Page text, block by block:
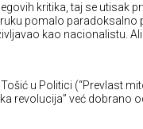
kritika, taj se utisak
pomalo paradoksalno
kao nacionalistu.
u Politici (“Prevlast
revolucija” već dobrano